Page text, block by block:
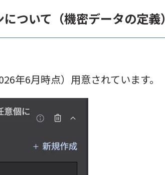
ついて（機密データの定義）
年6月時点）用意されています。